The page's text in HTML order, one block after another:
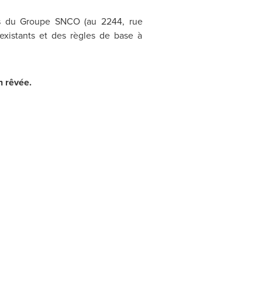
Groupe SNCO (au 2244, rue
et des règles de base à
rêvée.